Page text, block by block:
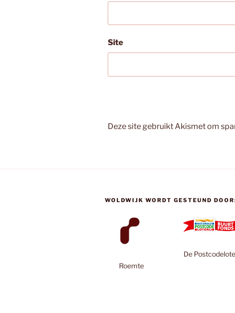
Site
Deze site gebruikt Akismet om
WOLDWIJK WORDT GESTEUND
Roemte
De